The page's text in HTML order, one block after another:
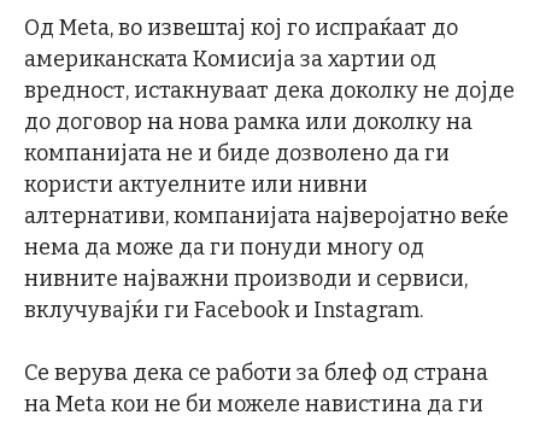
Од Meta, во извештај кој го испраќаат до
американската Комисија за хартии од
вредност, истакнуваат дека доколку не дојде
до договор на нова рамка или доколку на
компанијата не и биде дозволено да ги
користи актуелните или нивни
алтернативи, компанијата најверојатно веќе
нема да може да ги понуди многу од
нивните најважни производи и сервиси,
вклучувајќи ги Facebook и Instagram.
Се верува дека се работи за блеф од страна
на Meta кои не би можеле навистина да ги